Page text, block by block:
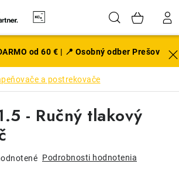
Hľadať
od 60 € | 📍 Osobný odber Prešov
a postrekovače
- Ručný tlakový
Podrobnosti hodnotenia